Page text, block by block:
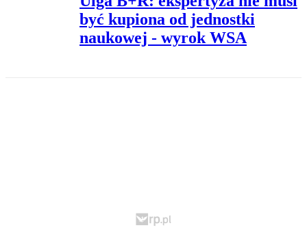
być kupiona od jednostki
naukowej - wyrok WSA